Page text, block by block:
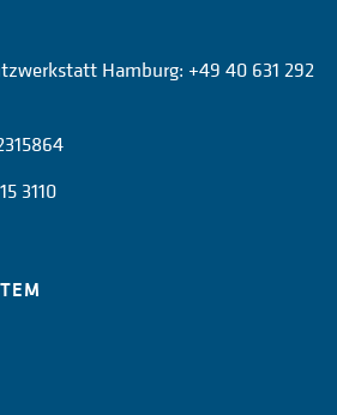
Hamburg: +49 40 631 292
3110